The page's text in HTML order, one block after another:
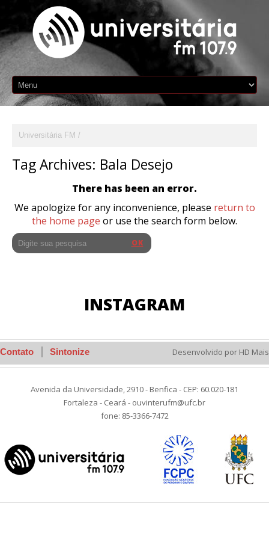
Universitária FM
Tag Archives: Bala Desejo
There has been an error.
We apologize for any inconvenience, please return to
the home page or use the search form below.
INSTAGRAM
Contato Sintonize Desenvolvido por HD Mais
Avenida da Universidade, 2910 - Benfica - CEP: 60.020-181
Fortaleza - Ceará - ouvinterufm@ufc.br
fone: 85-3366-7472